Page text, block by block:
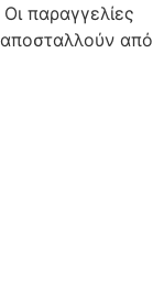
παραγγελίες
από